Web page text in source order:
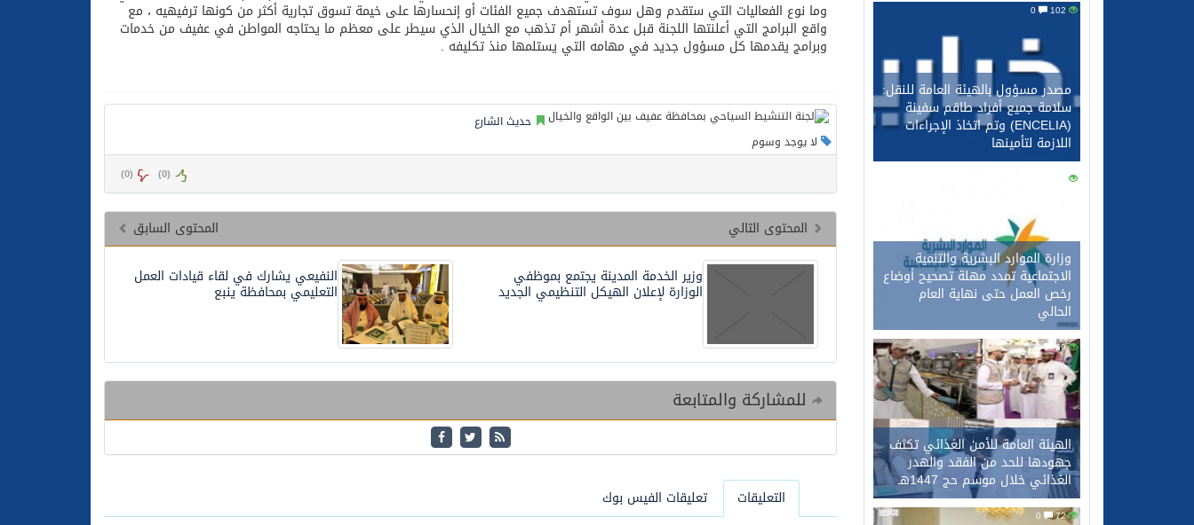
مصدر مسؤول بالهيئة العامة للنقل:
سلامة جميع أفراد طاقم سفينة
(ENCELIA) وتم اتخاذ الإجراءات
اللازمة لتأمينها
88
وزارة الموارد البشرية والتنمية
الاجتماعية تمدد مهلة تصحيح أوضاع
رخص العمل حتى نهاية العام
الحالي
69
0
الهيئة العامة للأمن الغذائي تكثف
جهودها للحد من الفقد والهدر
الغذائي خلال موسم حج 1447هـ
72
وما نوع الفعاليات التي ستقدم وهل سوف تستهدف جميع الفئات أو إنحسارها على خيمة تسوق تجارية أكثر من كونها ترفيهيه ، مع
واقع البرامج التي أعلنتها اللجنة قبل عدة أشهر أم تذهب مع الخيال الذي سيطر على معظم ما يحتاجه المواطن في عفيف من خدمات
وبرامج يقدمها كل مسؤول جديد في مهامه التي يستلمها منذ تكليفه .
حديث الشارع
لا يوجد وسوم
(
0
) (
0
)
المحتوى السابق
المحتوى التالي
النفيعي يشارك في لقاء قيادات العمل
التعليمي بمحافظة ينبع
وزير الخدمة المدينة يجتمع بموظفي
الوزارة لإعلان الهيكل التنظيمي الجديد
للمشاركة والمتابعة
التعليقات تعليقات الفيس بوك